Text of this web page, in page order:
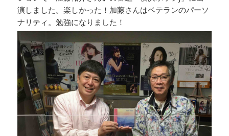
演しました。楽しかった！加藤さんはベテランのパーソ
ナリティ。勉強になりました！